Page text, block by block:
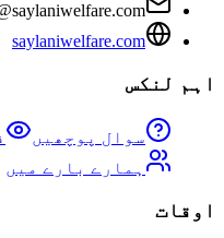
saylaniwelfare.com
اہم لنکس
سوال پوچھیں
ہمارے بارے میں
اوقات